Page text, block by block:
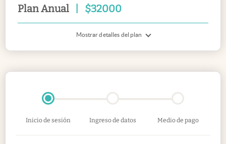
Plan Anual $32000
Mostrar detalles del plan
Inicio de sesión Ingreso de datos Medio de pago